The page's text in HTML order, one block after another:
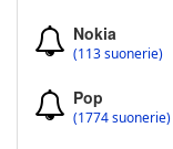
Nokia
(113 suonerie)
Pop
(1774 suonerie)